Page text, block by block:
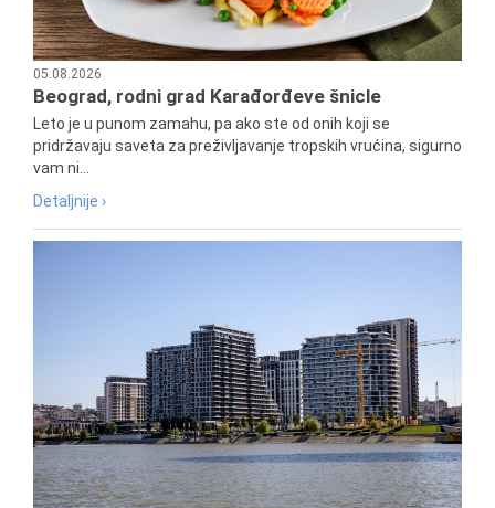
05.08.2026
Beograd, rodni grad Karađorđeve šnicle
Leto je u punom zamahu, pa ako ste od onih koji se
pridržavaju saveta za preživljavanje tropskih vrućina, sigurno
vam ni...
Detaljnije ›